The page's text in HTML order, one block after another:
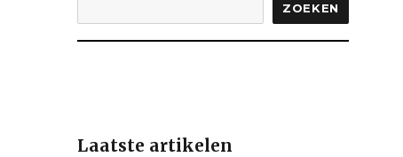
ZOEKEN
Laatste artikelen